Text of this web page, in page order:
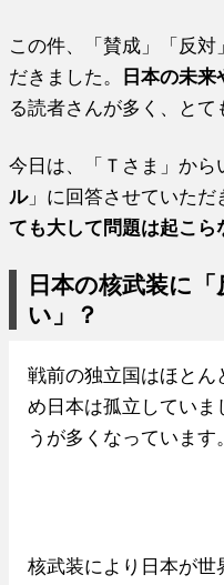
この件、「賛成」「反
だきました。
日本の未来
る読者さんが多く、とて
今日は、「Ｔさま」から
ル」に回答させていた
ても大して問題は起こら
日本の核武装に
い」？
戦前の独立国はほとん
め日本は孤立していま
うが多くなっています。
核武装により日本が世